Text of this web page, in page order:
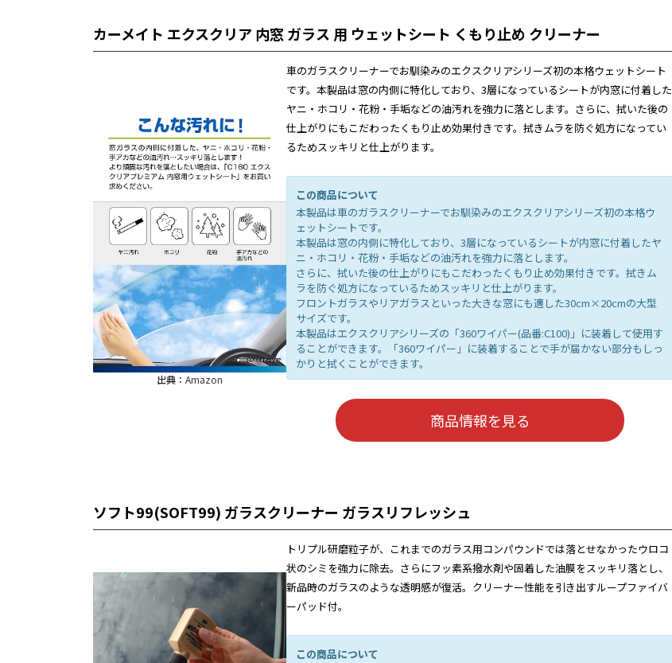
カーメイト エクスクリア 内窓 ガラス 用 ウェットシート くもり止め クリーナー
出典：Amazon
車のガラスクリーナーでお馴染みのエクスクリアシリーズ初の本格ウェットシート
です。本製品は窓の内側に特化しており、3層になっているシートが内窓に付着した
ヤニ・ホコリ・花粉・手垢などの油汚れを強力に落とします。さらに、拭いた後の
仕上がりにもこだわったくもり止め効果付きです。拭きムラを防ぐ処方になってい
るためスッキリと仕上がります。
この商品について
本製品は車のガラスクリーナーでお馴染みのエクスクリアシリーズ初の本格ウ
ェットシートです。
本製品は窓の内側に特化しており、3層になっているシートが内窓に付着したヤ
ニ・ホコリ・花粉・手垢などの油汚れを強力に落とします。
さらに、拭いた後の仕上がりにもこだわったくもり止め効果付きです。拭きム
ラを防ぐ処方になっているためスッキリと仕上がります。
フロントガラスやリアガラスといった大きな窓にも適した30cm×20cmの大型
サイズです。
本製品はエクスクリアシリーズの「360ワイパー(品番:C100)」に装着して使用す
ることができます。「360ワイパー」に装着することで手が届かない部分もしっ
かりと拭くことができます。
商品情報を見る
ソフト99(SOFT99) ガラスクリーナー ガラスリフレッシュ
トリプル研磨粒子が、これまでのガラス用コンパウンドでは落とせなかったウロコ
状のシミを強力に除去。さらにフッ素系撥水剤や固着した油膜をスッキリ落とし、
新品時のガラスのような透明感が復活。クリーナー性能を引き出すループファイバ
ーパッド付。
この商品について